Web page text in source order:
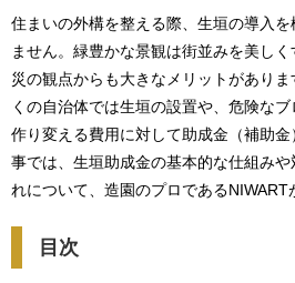
住まいの外構を整える際、生垣の導入
ません。緑豊かな景観は街並みを美し
災の観点からも大きなメリットがあり
くの自治体では生垣の設置や、危険な
作り変える費用に対して助成金（補助
事では、生垣助成金の基本的な仕組み
れについて、造園のプロであるNIWART
目次